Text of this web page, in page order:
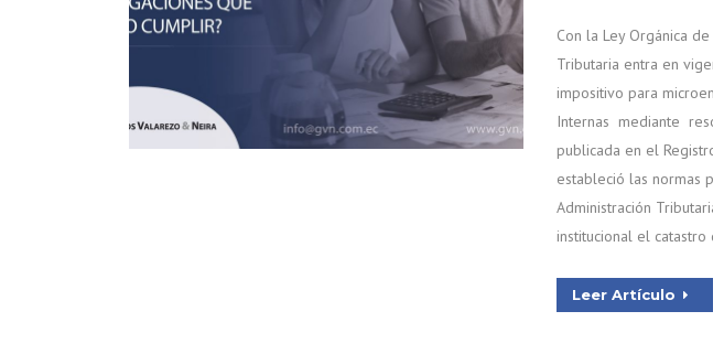
Con la Ley Orgánica
Tributaria entra en
impositivo para
Internas mediante
publicada en el
estableció las normas
Administración
institucional el
Leer Artículo